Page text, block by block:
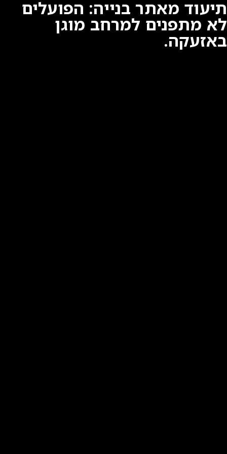
תיעוד מאתר בנייה: הפועלים
לא מתפנים למרחב מוגן
באזעקה.